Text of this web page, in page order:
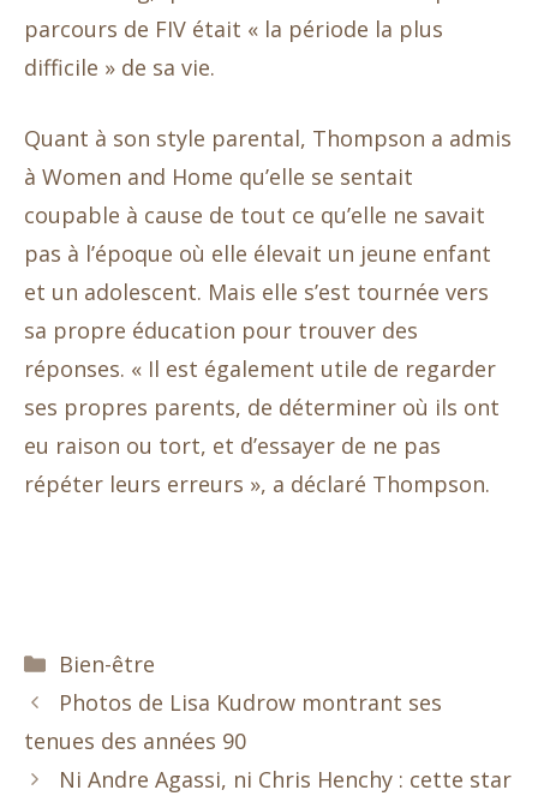
parcours de FIV était « la période la plus
difficile » de sa vie.
Quant à son style parental, Thompson a admis
à Women and Home qu’elle se sentait
coupable à cause de tout ce qu’elle ne savait
pas à l’époque où elle élevait un jeune enfant
et un adolescent. Mais elle s’est tournée vers
sa propre éducation pour trouver des
réponses. « Il est également utile de regarder
ses propres parents, de déterminer où ils ont
eu raison ou tort, et d’essayer de ne pas
répéter leurs erreurs », a déclaré Thompson.
Catégories
Bien-être
Photos de Lisa Kudrow montrant ses
tenues des années 90
Ni Andre Agassi, ni Chris Henchy : cette star